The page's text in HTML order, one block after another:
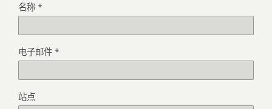
名称 *
电子邮件 *
站点